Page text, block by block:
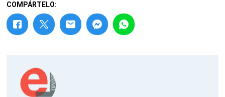
COMPÁRTELO: